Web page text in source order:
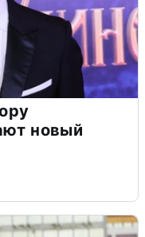
новый